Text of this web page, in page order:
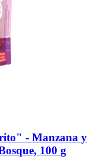
-​ Manzana y
100 g